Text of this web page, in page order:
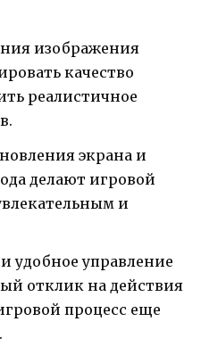
изображения
качество
реалистичное
экрана и
делают игровой
и
удобное управление
отклик на действия
процесс еще